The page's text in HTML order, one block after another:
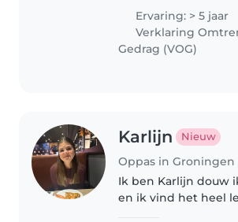
Gespecialiseerd
Medewerker
daarnaast 3 dagen
kinderopvang,..
Ervaring: > 5 jaar
Verklaring
Gedrag (VOG)
Karlijn Nieuw
Oppas in Groningen
Ik ben Karlijn douw
en ik vind het heel